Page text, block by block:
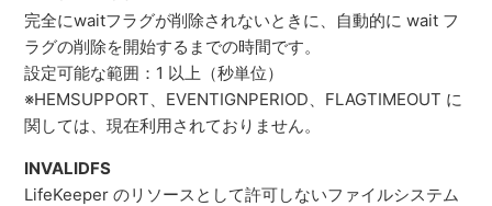
完全にwaitフラグが削除されないときに、自動的に wait フ
ラグの削除を開始するまでの時間です。
設定可能な範囲：1 以上（秒単位）
※HEMSUPPORT、EVENTIGNPERIOD、FLAGTIMEOUT に
関しては、現在利用されておりません。
INVALIDFS
LifeKeeper のリソースとして許可しないファイルシステム